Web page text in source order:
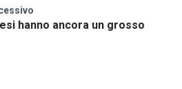
hanno ancora un grosso